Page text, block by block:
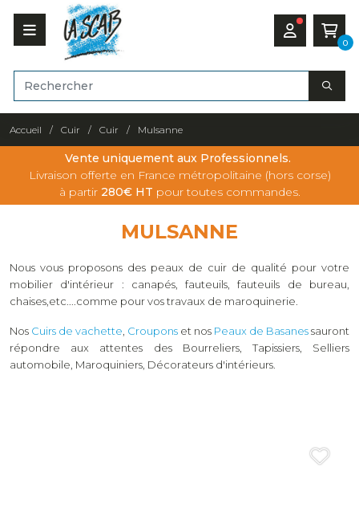
0
Accueil Cuir Cuir Mulsanne
Vente uniquement aux Professionnels.
Livraison offerte en France métropolitaine (hors corse)
à partir 280€ HT pour toutes commandes.
MULSANNE
Nous vous proposons des peaux de cuir de qualité pour votre
mobilier d'intérieur : canapés, fauteuils, fauteuils de bureau,
chaises,etc....comme pour vos travaux de maroquinerie.
Nos Cuirs de vachette Croupons et nos Peaux de Basanessauront
répondre aux attentes des Bourreliers, Tapissiers, Selliers
automobile, Maroquiniers, Décorateurs d'intérieurs.